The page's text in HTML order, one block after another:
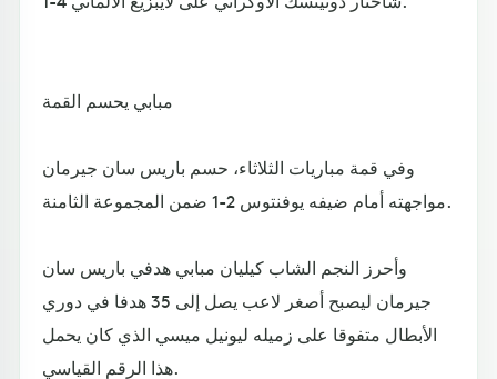
مبابي يحسم القمة
وفي قمة مباريات الثلاثاء، حسم باريس سان جيرمان
مواجهته أمام ضيفه يوفنتوس 2-1 ضمن المجموعة الثامنة.
وأحرز النجم الشاب كيليان مبابي هدفي باريس سان
جيرمان ليصبح أصغر لاعب يصل إلى 35 هدفا في دوري
الأبطال متفوقا على زميله ليونيل ميسي الذي كان يحمل
هذا الرقم القياسي.